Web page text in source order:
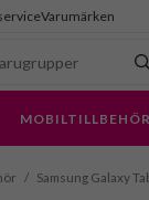
Varumärken
MOBILTILLBEHÖR
/ Samsung Galaxy